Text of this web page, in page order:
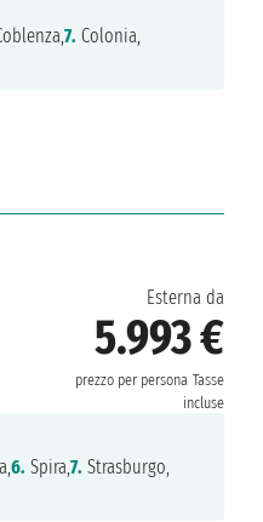
7. Colonia,
Esterna da
5.993 €
prezzo per persona Tasse
incluse
6. Spira,7. Strasburgo,